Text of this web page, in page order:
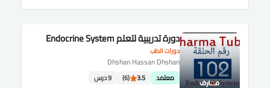
دورات الطب
دورة تدريبية لتعلم Endocrine System
Dhshan Hassan Dhshan
معتمد 3.5
(6) 9 درس